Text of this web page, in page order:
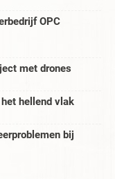
OPC
met drones
hellend vlak
bij